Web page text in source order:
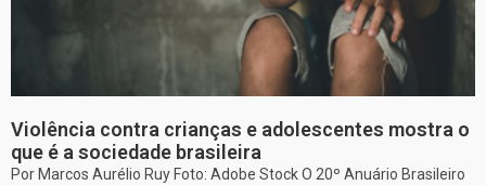
Violência contra crianças e adolescentes mostra o
que é a sociedade brasileira
Por Marcos Aurélio Ruy Foto: Adobe Stock O 20º Anuário Brasileiro